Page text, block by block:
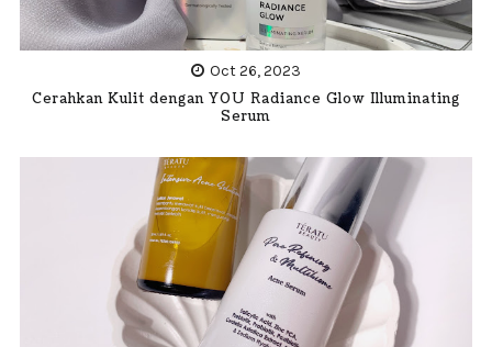
Oct 26, 2023
Cerahkan Kulit dengan YOU Radiance Glow Illuminating
Serum